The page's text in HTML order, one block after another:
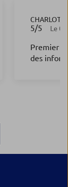
5/5 Note de 5
Le
Premier
des